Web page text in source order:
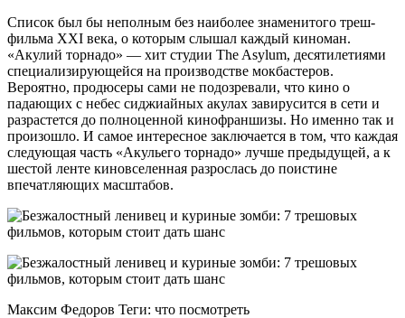
Список был бы неполным без наиболее знаменитого треш-
фильма XXI века, о которым слышал каждый киноман.
«Акулий торнадо» — хит студии The Asylum, десятилетиями
специализирующейся на производстве мокбастеров.
Вероятно, продюсеры сами не подозревали, что кино о
падающих с небес сиджиайных акулах завирусится в сети и
разрастется до полноценной кинофраншизы. Но именно так и
произошло. И самое интересное заключается в том, что каждая
следующая часть «Акульего торнадо» лучше предыдущей, а к
шестой ленте киновселенная разрослась до поистине
впечатляющих масштабов.
Максим Федоров Теги: что посмотреть